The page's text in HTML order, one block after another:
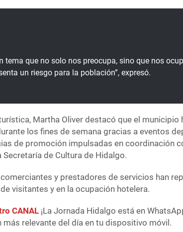
tema que no solo nos preocupa, sino que nos
un riesgo para la población”, expresó.
Martha Oliver destacó que el municipio
los fines de semana gracias a eventos
de promoción impulsadas en coordinación
Secretaría de Cultura de Hidalgo.
y prestadores de servicios han
de visitantes y en la ocupación hotelera.
CANAL ¡La Jornada Hidalgo está en
más relevante del día en tu dispositivo móvil.